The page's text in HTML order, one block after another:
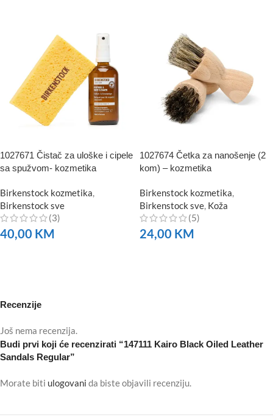
1027671 Čistač za uloške i cipele
sa spužvom- kozmetika
Birkenstock kozmetika
Birkenstock sve
(3)
40,00 KM
1027674 Četka za nanošenje (2
kom) – kozmetika
Birkenstock kozmetika
Birkenstock sve Koža
(5)
24,00 KM
Recenzije
Još nema recenzija.
Budi prvi koji će recenzirati “147111 Kairo Black Oiled Leather
Sandals Regular”
Morate biti ulogovani da biste objavili recenziju.